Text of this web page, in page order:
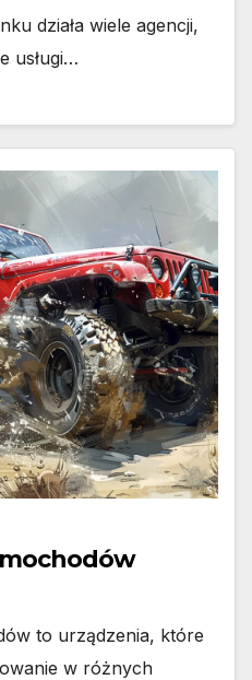
działa wiele agencji,
usługi…
to urządzenia, które
w różnych